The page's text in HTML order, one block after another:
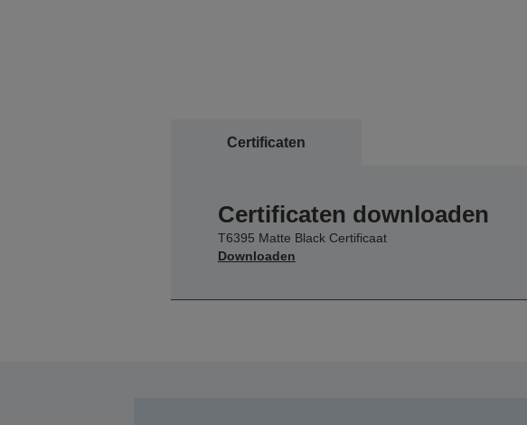
Certificaten
Certificaten downloaden
T6395 Matte Black Certificaat
Downloaden